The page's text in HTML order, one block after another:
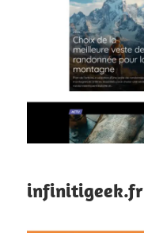
infinitigeek.fr